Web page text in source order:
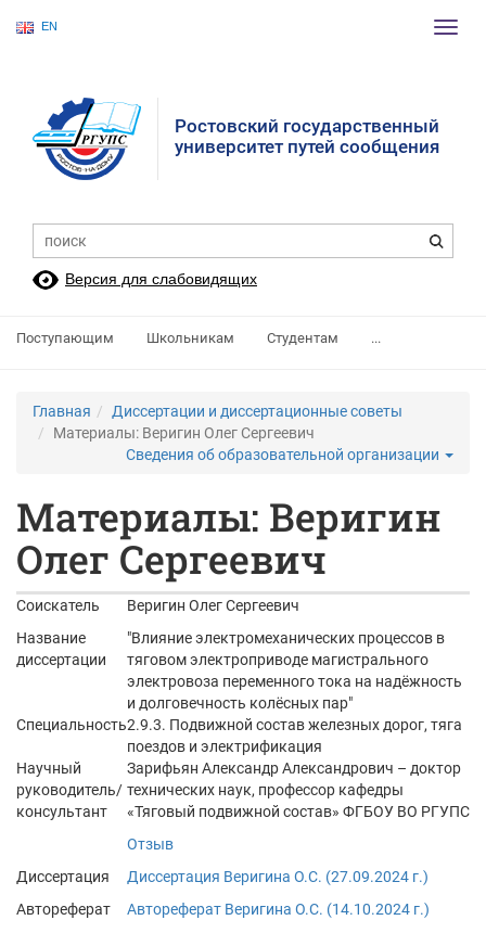
EN
Ростовский государственный
университет путей сообщения
Версия для слабовидящих
Поступающим Школьникам Студентам ...
Главная
Диссертации и диссертационные советы
Материалы: Веригин Олег Сергеевич
Сведения об образовательной организации
Материалы: Веригин
Олег Сергеевич
Соискатель
Веригин Олег Сергеевич
Название
диссертации
"Влияние электромеханических процессов в
тяговом электроприводе магистрального
электровоза переменного тока на надёжность
и долговечность колёсных пар"
Специальность2.9.3. Подвижной состав железных дорог, тяга
поездов и электрификация
Научный
руководитель/
консультант
Зарифьян Александр Александрович – доктор
технических наук, профессор кафедры
«Тяговый подвижной состав» ФГБОУ ВО РГУПС
Отзыв
Диссертация
Диссертация Веригина О.С. (27.09.2024 г.)
Автореферат
Автореферат Веригина О.С. (14.10.2024 г.)